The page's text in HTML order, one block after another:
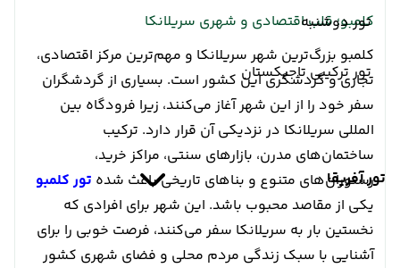
تور دوشنبه
تور ترکیبی تاجیکستان
تور آفریقا
کلمبو؛ قلب اقتصادی و شهری سریلانکا
کلمبو بزرگ‌ترین شهر سریلانکا و مهم‌ترین مرکز اقتصادی،
تجاری و گردشگری این کشور است. بسیاری از گردشگران
سفر خود را از این شهر آغاز می‌کنند، زیرا فرودگاه بین
المللی سریلانکا در نزدیکی آن قرار دارد. ترکیب
ساختمان‌های مدرن، بازارهای سنتی، مراکز خرید،
رستوران‌های متنوع و بناهای تاریخی باعث شده تور کلمبو
یکی از مقاصد محبوب باشد. این شهر برای افرادی که
نخستین بار به سریلانکا سفر می‌کنند، فرصت خوبی را برای
آشنایی با سبک زندگی مردم محلی و فضای شهری کشور